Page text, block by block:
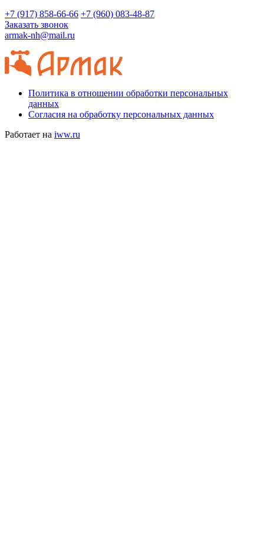
+7 (917) 858-66-66 +7 (960) 083-48-87
Заказать звонок
armak-nh@mail.ru
Политика в отношении обработки персональных
данных
Согласия на обработку персональных данных
Работает на iww.ru